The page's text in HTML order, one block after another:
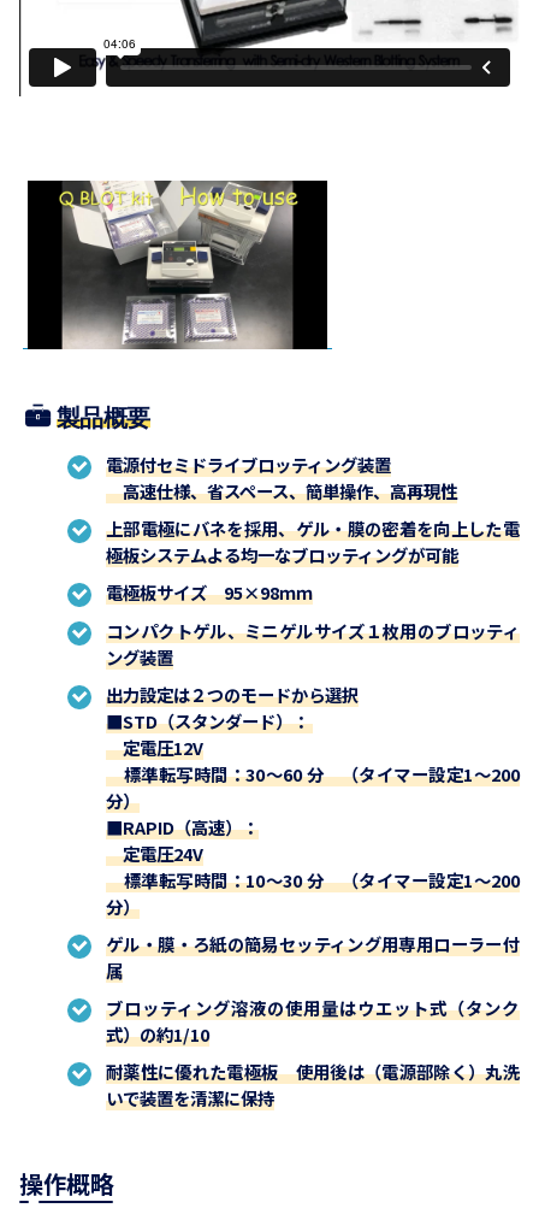
製品概要
電源付セミドライブロッティング装置
高速仕様、省スペース、簡単操作、高再現性
上部電極にバネを採用、ゲル・膜の密着を向上した電
極板システムよる均一なブロッティングが可能
電極板サイズ 95×98ｍｍ
コンパクトゲル、ミニゲルサイズ１枚用のブロッティ
ング装置
出力設定は２つのモードから選択
■STD（スタンダード）：
定電圧12V
標準転写時間：30～60 分 （タイマー設定1～200
分）
■RAPID（高速）：
定電圧24V
標準転写時間：10～30 分 （タイマー設定1～200
分）
ゲル・膜・ろ紙の簡易セッティング用専用ローラー付
属
ブロッティング溶液の使用量はウエット式（タンク
式）の約1/10
耐薬性に優れた電極板 使用後は（電源部除く）丸洗
いで装置を清潔に保持
操作概略